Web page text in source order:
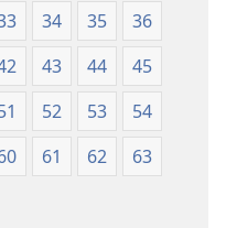
2013
nga
Rebisadong
Edisyon
New
World
2013
nga
Rebisadong
Edisyon
New
World
34 35
36
43 44
45
52 53
54
61 62
63